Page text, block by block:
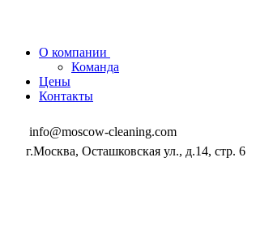
О компании
Команда
Цены
Контакты
info@moscow-cleaning.com
г.Москва, Осташковская ул., д.14, стр. 6